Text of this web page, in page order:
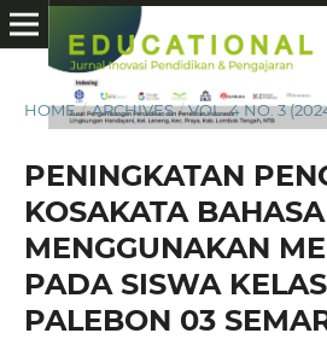
HOME / ARCHIVES / VOL. 4 NO. 3
PENINGKATAN
KOSAKATA
MENGGUNAKAN
PADA SISWA
PALEBON 03